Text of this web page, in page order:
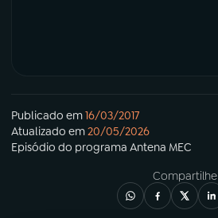
Publicado em16/03/2017
Atualizado em20/05/2026
Episódio do programa Antena MEC
Compartilhe